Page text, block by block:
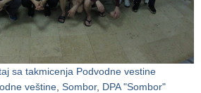
sa takmicenja Podvodne vestine
veštine Sombor, DPA "Sombor"